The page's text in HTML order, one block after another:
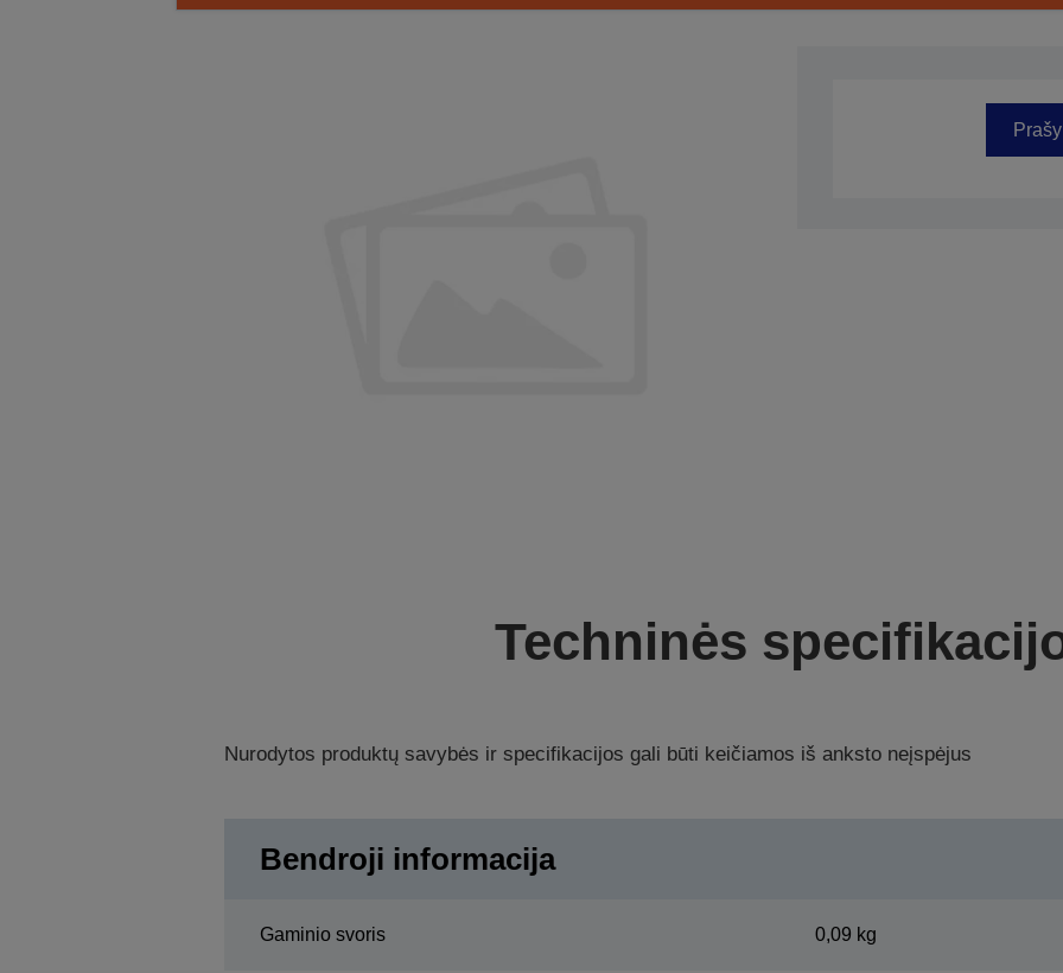
Techninės
Nurodytos produktų savybės ir specifikacijos gali būti keičiamos iš anksto neįspėjus
Bendroji informacija
Gaminio svoris 0,09 kg